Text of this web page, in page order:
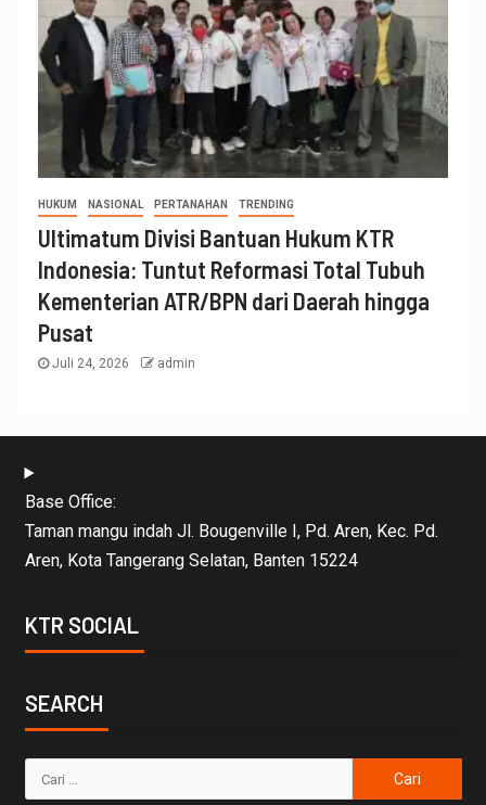
HUKUM NASIONAL PERTANAHAN TRENDING
Ultimatum Divisi Bantuan Hukum KTR
Indonesia: Tuntut Reformasi Total Tubuh
Kementerian ATR/BPN dari Daerah hingga
Pusat
Juli 24, 2026 admin
Base Office:
Taman mangu indah Jl. Bougenville I, Pd. Aren, Kec. Pd.
Aren, Kota Tangerang Selatan, Banten 15224
KTR SOCIAL
SEARCH